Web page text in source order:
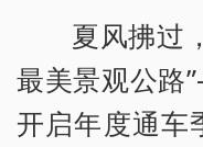
夏风拂过
最美景观公
开启年度通车